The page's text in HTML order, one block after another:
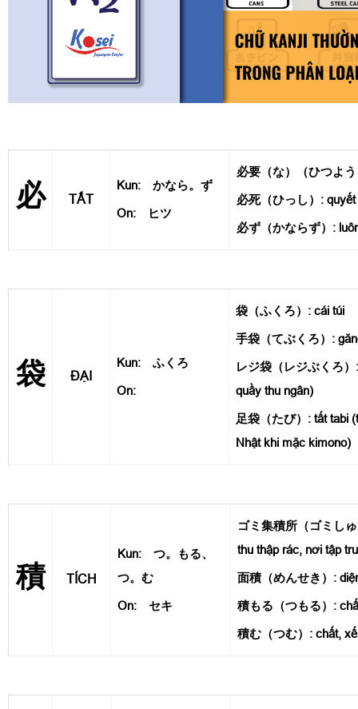
必 TẤT
Kun: かなら。ず
On: ヒツ
必要（な）（ひつよ
必死（ひっし）:
必ず（かならず）:
袋 ĐẠI
Kun: ふくろ
On:
袋（ふくろ）: cái túi
手袋（てぶくろ）:
レジ袋（レジぶくろ
quầy thu ngân)
足袋（たび）: tất tabi
Nhật khi mặc kimono)
積 TÍCH
Kun: つ。もる、
つ。む
On: セキ
ゴミ集積所（ゴミし
thu thập rác, nơi tập
面積（めんせき）:
積もる（つもる）:
積む（つむ）: chất,